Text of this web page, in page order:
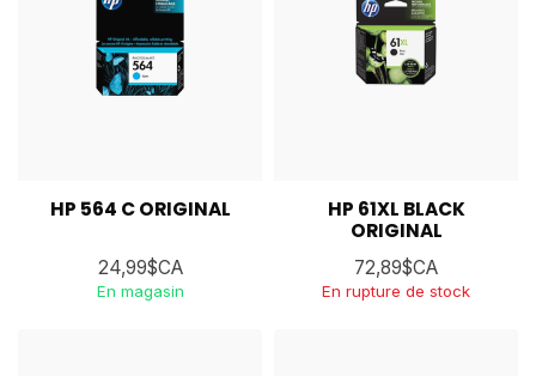
HP 564 C ORIGINAL
24,99$CA
En magasin
HP 61XL BLACK
ORIGINAL
72,89$CA
En rupture de stock